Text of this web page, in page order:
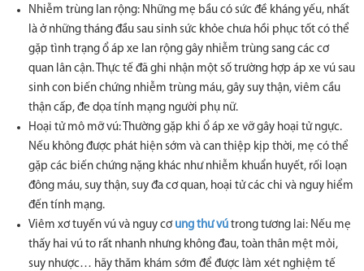
Nhiễm trùng lan rộng: Những mẹ bầu có sức đề kháng yếu, nhất
là ở những tháng đầu sau sinh sức khỏe chưa hồi phục tốt có thể
gặp tình trạng ổ áp xe lan rộng gây nhiễm trùng sang các cơ
quan lân cận. Thực tế đã ghi nhận một số trường hợp áp xe vú sau
sinh con biến chứng nhiễm trùng máu, gây suy thận, viêm cầu
thận cấp, đe dọa tính mạng người phụ nữ.
Hoại tử mô mỡ vú: Thường gặp khi ổ áp xe vỡ gây hoại tử ngực.
Nếu không được phát hiện sớm và can thiệp kịp thời, mẹ có thể
gặp các biến chứng nặng khác như nhiễm khuẩn huyết, rối loạn
đông máu, suy thận, suy đa cơ quan, hoại tử các chi và nguy hiểm
đến tính mạng.
Viêm xơ tuyến vú và nguy cơ ung thư vú trong tương lai: Nếu mẹ
thấy hai vú to rất nhanh nhưng không đau, toàn thân mệt mỏi,
suy nhược… hãy thăm khám sớm để được làm xét nghiệm tế